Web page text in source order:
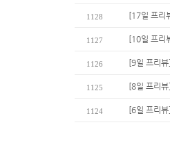
1128 [17일 프리
1127 [10일 프리
1126 [9일 프리
1125 [8일 프리
1124 [6일 프리